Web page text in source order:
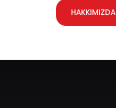
HAKKIMIZDA